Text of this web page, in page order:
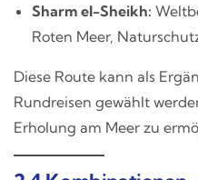
Sharm el-Sheikh:
Roten Meer,
Diese Route kann als
Rundreisen gewählt
Erholung am Meer zu